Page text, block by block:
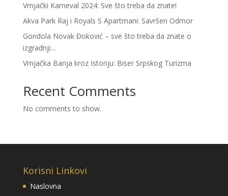
Vrnjački Karneval 2024: Sve što treba da znate!
Akva Park Raj i Royals S Apartmani: Savršen Odmor
Gondola Novak Đoković – sve što treba da znate o
izgradnji…
Vrnjačka Banja kroz Istoriju: Biser Srpskog Turizma
Recent Comments
No comments to show.
Korisni Linkovi
Naslovna